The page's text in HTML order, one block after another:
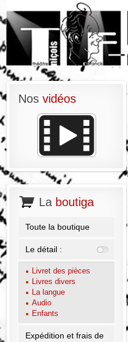
Nos vidéos
La boutiga
Toute la boutique
Le détail :
Livret des pièces
Livres divers
La langue
Audio
Enfants
Expédition et frais de